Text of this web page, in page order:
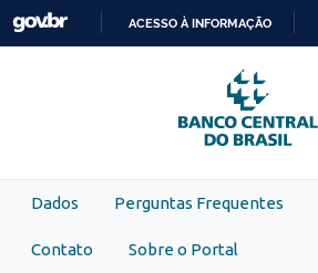
Skip to main content
PARA
O
CONTEÚDO
ACESSO À INFORMAÇÃO
Dados Perguntas Frequentes
Contato Sobre o Portal